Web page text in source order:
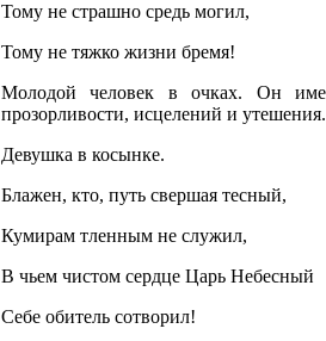
Тому не страшно средь могил,
Тому не тяжко жизни бремя!
Молодой человек в очках. Он
прозорливости, исцелений и утешения.
Девушка в косынке.
Блажен, кто, путь свершая тесный,
Кумирам тленным не служил,
В чьем чистом сердце Царь Небесный
Себе обитель сотворил!